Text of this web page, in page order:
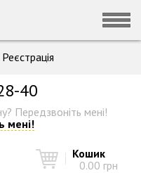
Реєстрація
40
Передзвоніть мені!
мені!
Кошик
0.00 грн